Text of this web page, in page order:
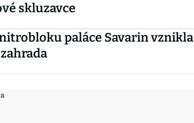
skluzavce
paláce Savarin vznikla